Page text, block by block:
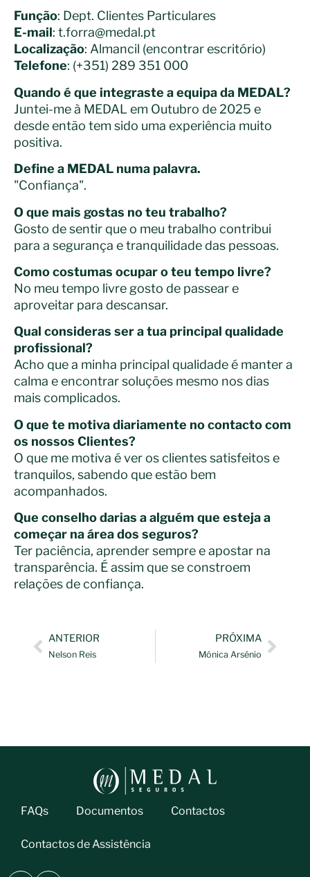
Função: Dept. Clientes Particulares
E-mail: t.forra@medal.pt
Localização: Almancil (encontrar escritório)
Telefone: (+351) 289 351 000
Quando é que integraste a equipa da MEDAL?
Juntei-me à MEDAL em Outubro de 2025 e
desde então tem sido uma experiência muito
positiva.
Define a MEDAL numa palavra.
"Confiança".
O que mais gostas no teu trabalho?
Gosto de sentir que o meu trabalho contribui
para a segurança e tranquilidade das pessoas.
Como costumas ocupar o teu tempo livre?
No meu tempo livre gosto de passear e
aproveitar para descansar.
Qual consideras ser a tua principal qualidade
profissional?
Acho que a minha principal qualidade é manter a
calma e encontrar soluções mesmo nos dias
mais complicados.
O que te motiva diariamente no contacto com
os nossos Clientes?
O que me motiva é ver os clientes satisfeitos e
tranquilos, sabendo que estão bem
acompanhados.
Que conselho darias a alguém que esteja a
começar na área dos seguros?
Ter paciência, aprender sempre e apostar na
transparência. É assim que se constroem
relações de confiança.
ANTERIOR
Nelson Reis
PRÓXIMA
Mónica Arsénio
FAQs Documentos Contactos
Contactos de Assistência